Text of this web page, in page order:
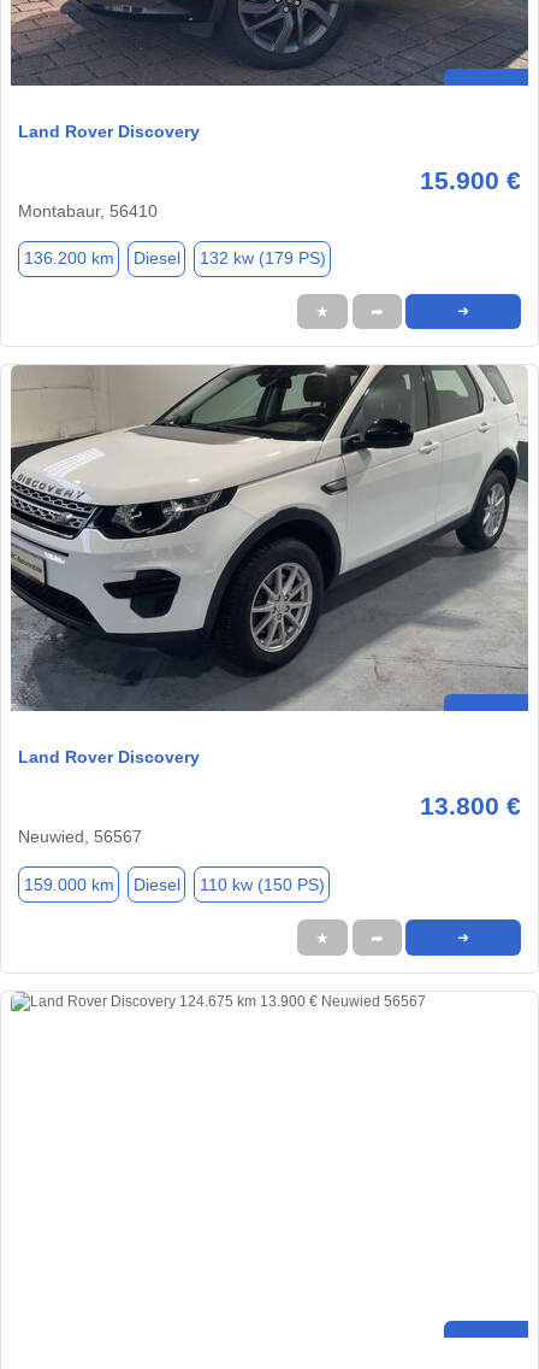
Land Rover Discovery
15.900 €
Montabaur, 56410
136.200 km Diesel 132 kw (179 PS)
★ ➦ ➜
Land Rover Discovery
13.800 €
Neuwied, 56567
159.000 km Diesel 110 kw (150 PS)
★ ➦ ➜